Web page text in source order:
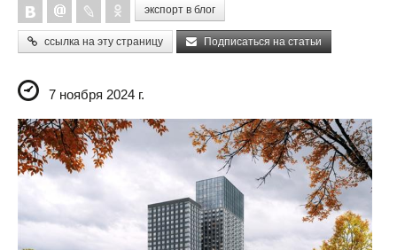
экспорт в блог
ссылка на эту страницу Подписаться на статьи
7 ноября 2024 г.